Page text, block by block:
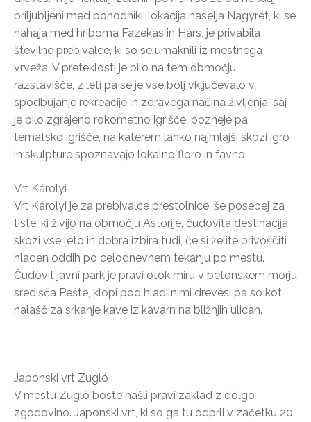
priljubljeni med pohodniki: lokacija naselja Nagyrét, ki se
nahaja med hriboma Fazekas in Hárs, je privabila
številne prebivalce, ki so se umaknili iz mestnega
vrveža. V preteklosti je bilo na tem območju
razstavišče, z leti pa se je vse bolj vključevalo v
spodbujanje rekreacije in zdravega načina življenja, saj
je bilo zgrajeno rokometno igrišče, pozneje pa
tematsko igrišče, na katerem lahko najmlajši skozi igro
in skulpture spoznavajo lokalno floro in favno.
Vrt Károlyi
Vrt Károlyi je za prebivalce prestolnice, še posebej za
tiste, ki živijo na območju Astorije, čudovita destinacija
skozi vse leto in dobra izbira tudi, če si želite privoščiti
hladen oddih po celodnevnem tekanju po mestu.
Čudovit javni park je pravi otok miru v betonskem morju
središča Pešte, klopi pod hladilnimi drevesi pa so kot
nalašč za srkanje kave iz kavarn na bližnjih ulicah.
Japonski vrt Zugló
V mestu Zugló boste našli pravi zaklad z dolgo
zgodovino. Japonski vrt, ki so ga tu odprli v začetku 20.